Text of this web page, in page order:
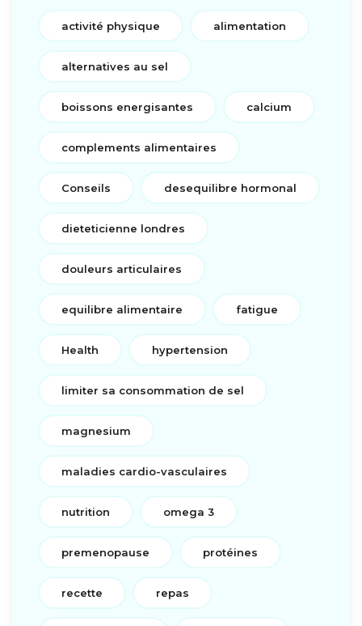
activité physique alimentation
alternatives au sel
boissons energisantes calcium
complements alimentaires
Conseils desequilibre hormonal
dieteticienne londres
douleurs articulaires
equilibre alimentaire fatigue
Health hypertension
limiter sa consommation de sel
magnesium
maladies cardio-vasculaires
nutrition omega 3
premenopause protéines
recette repas